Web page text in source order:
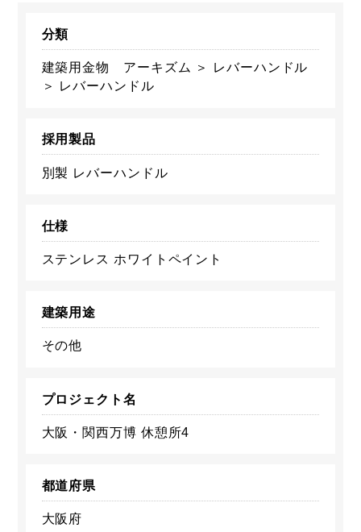
分類
建築用金物 アーキズム ＞ レバーハンドル
＞ レバーハンドル
採用製品
別製 レバーハンドル
仕様
ステンレス ホワイトペイント
建築用途
その他
プロジェクト名
大阪・関西万博 休憩所4
都道府県
大阪府